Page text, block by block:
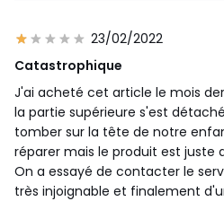
23/02/2022
Catastrophique
J'ai acheté cet article le mois
la partie supérieure s'est
tomber sur la tête de notre
réparer mais le produit est juste
On a essayé de contacter le
très injoignable et finalement